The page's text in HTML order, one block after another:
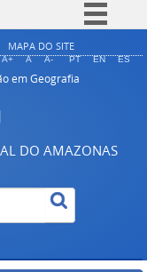
Simplifique!
BR
à informação
Legislação
Canais
MAPA DO SITE
A+ A A- PT EN ES
em Geografia
DO AMAZONAS